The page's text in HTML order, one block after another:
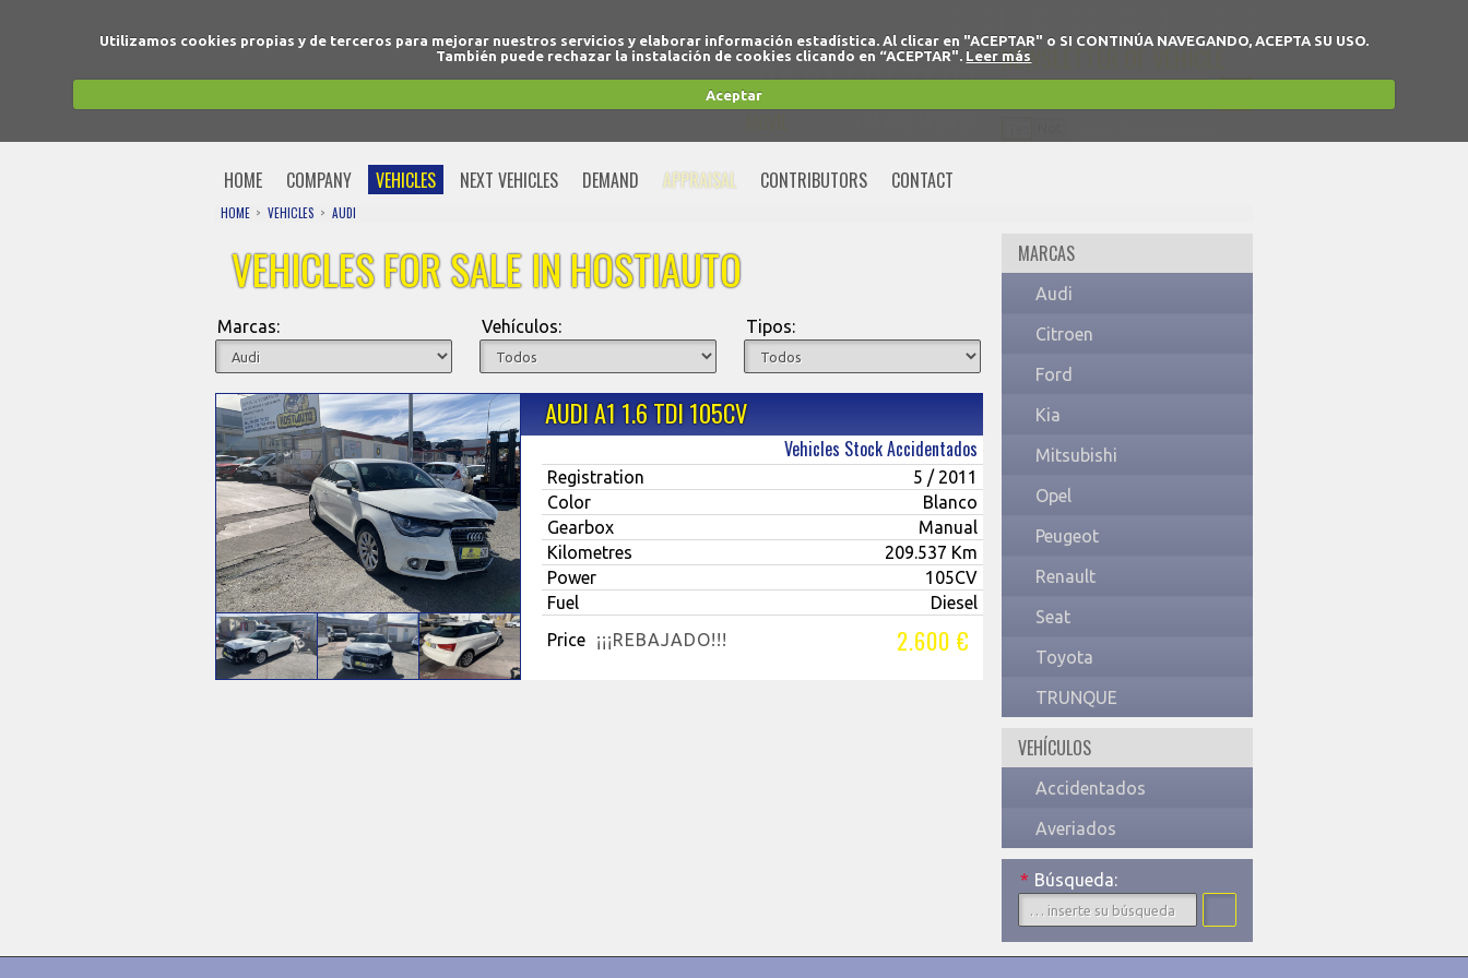
Utilizamos cookies propias y de terceros para mejorar nuestros servicios y elaborar información estadística. Al clicar en "ACEPTAR" o SI CONTINÚA NAVEGANDO, ACEPTA SU USO.
También puede rechazar la instalación de cookies clicando en “ACEPTAR". Leer más
Aceptar+34 91 691 77 32 NEWSLETTER OF VEHICLE
HOME COMPANY VEHICLES NEXT VEHICLES DEMAND APPRAISAL CONTRIBUTORS CONTACT
HOME VEHICLES AUDI
MARCAS
Audi
Citroen
Ford
Kia
Mitsubishi
Opel
Peugeot
Renault
Seat
Toyota
TRUNQUE
VEHÍCULOS
Accidentados
Averiados
Búsqueda:
*
VEHICLES FOR SALE IN HOSTIAUTO
Marcas: Vehículos: Tipos:
AUDI A1 1.6 TDI 105CV
Vehicles Stock Accidentados
Registration
5 / 2011
Color
Blanco
Gearbox
Manual
Kilometres
209.537 Km
Power
105CV
Fuel
Diesel
Price
¡¡¡REBAJADO!!! 2.600 €